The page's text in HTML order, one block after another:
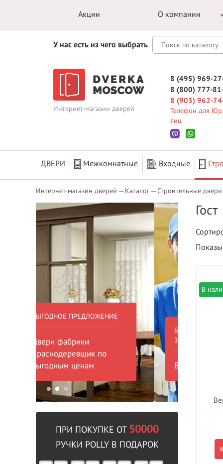
Акции О компании
У нас есть из чего выбрать
Интернет-магазин дверей
8 (495) 969-
8 (800) 777-
8 (903) 962-
Телефон для Юр.
лиц
ДВЕРИ Межкомнатные Входные
Интернет-магазин дверей Каталог Строительные двери
ЗАМЕР
ВЫЗВАТЬ ЗАМЕРЩИКА
ПРИ ПОКУПКЕ ОТ 50000
РУЧКИ POLLY В ПОДАРОК
Гост
В